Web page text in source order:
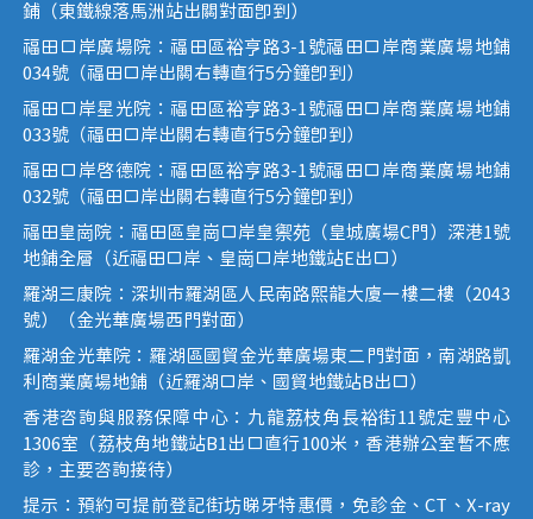
鋪（東鐵線落馬洲站出關對面即到）
福田口岸廣場院：福田區裕亨路3-1號福田口岸商業廣場地鋪
034號（福田口岸出關右轉直行5分鐘即到）
福田口岸星光院：福田區裕亨路3-1號福田口岸商業廣場地鋪
033號（福田口岸出關右轉直行5分鐘即到）
福田口岸啟德院：福田區裕亨路3-1號福田口岸商業廣場地鋪
032號（福田口岸出關右轉直行5分鐘即到）
福田皇崗院：福田區皇崗口岸皇禦苑（皇城廣場C門）深港1號
地鋪全層（近福田口岸、皇崗口岸地鐵站E出口）
羅湖三康院：深圳市羅湖區人民南路熙龍大廈一樓二樓（2043
號）（金光華廣場西門對面）
羅湖金光華院：羅湖區國貿金光華廣場東二門對面，南湖路凱
利商業廣場地鋪（近羅湖口岸、國貿地鐵站B出口）
香港咨詢與服務保障中心：九龍荔枝角長裕街11號定豐中心
1306室（荔枝角地鐵站B1出口直行100米，香港辦公室暫不應
診，主要咨詢接待）
提示：預約可提前登記街坊睇牙特惠價，免診金、CT、X-ray